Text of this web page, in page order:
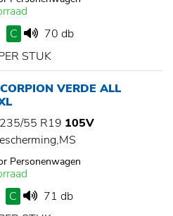
C
70 db
STUK
VERDE ALL
55 R19 105V
Personenwagen
C
71 db